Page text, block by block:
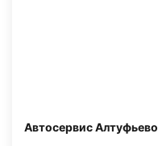
Автосервис Алтуфьево